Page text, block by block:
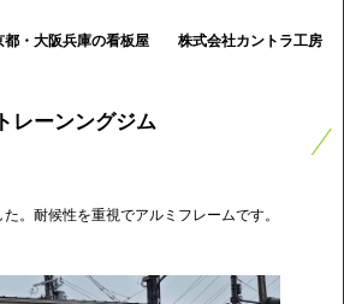
・大阪兵庫の看板屋 株式会社カントラ工房
トレーンングジム
。耐候性を重視でアルミフレームです。